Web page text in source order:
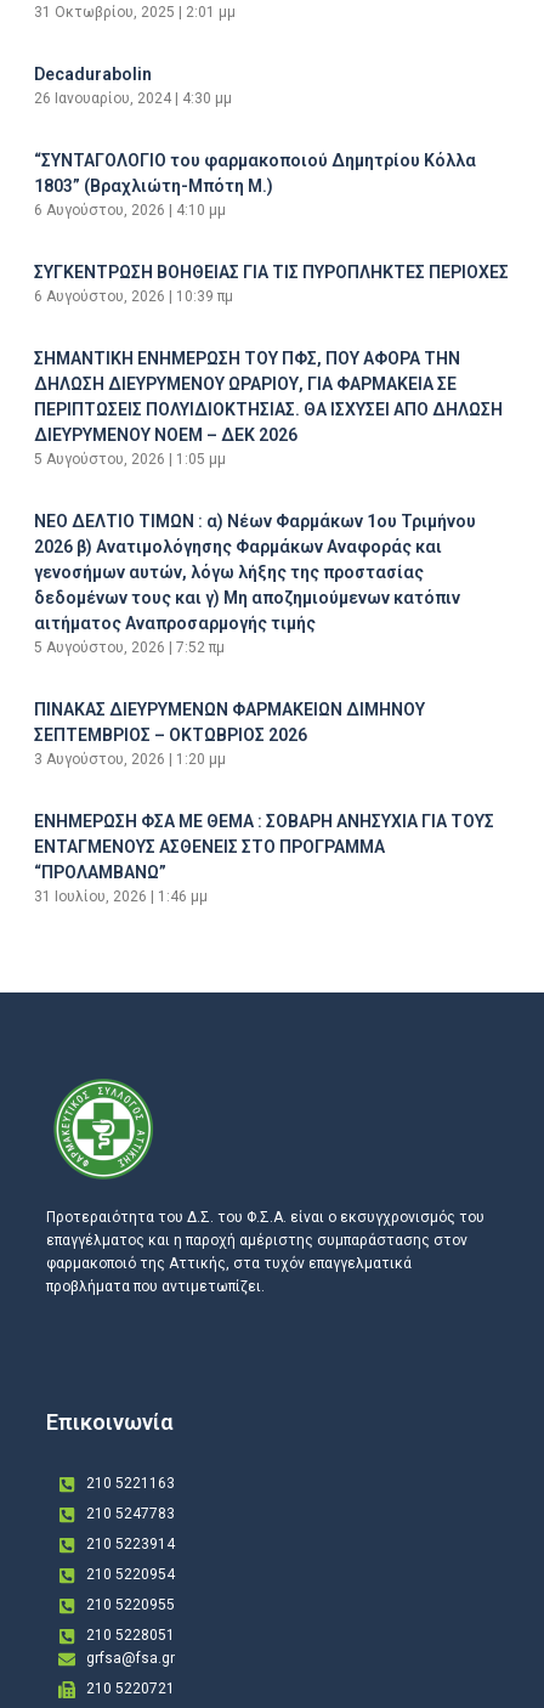
31 Οκτωβρίου, 2025 2:01 μμ
Decadurabolin
26 Ιανουαρίου, 2024 4:30 μμ
“ΣΥΝΤΑΓΟΛΟΓΙΟ του φαρμακοποιού Δημητρίου Κόλλα
1803” (Βραχλιώτη-Μπότη Μ.)
6 Αυγούστου, 2026 4:10 μμ
ΣΥΓΚΕΝΤΡΩΣΗ ΒΟΗΘΕΙΑΣ ΓΙΑ ΤΙΣ ΠΥΡΟΠΛΗΚΤΕΣ ΠΕΡΙΟΧΕΣ
6 Αυγούστου, 2026 10:39 πμ
ΣΗΜΑΝΤΙΚΗ ΕΝΗΜΕΡΩΣΗ ΤΟΥ ΠΦΣ, ΠΟΥ ΑΦΟΡΑ ΤΗΝ
ΔΗΛΩΣΗ ΔΙΕΥΡΥΜΕΝΟΥ ΩΡΑΡΙΟΥ, ΓΙΑ ΦΑΡΜΑΚΕΙΑ ΣΕ
ΠΕΡΙΠΤΩΣΕΙΣ ΠΟΛΥΙΔΙΟΚΤΗΣΙΑΣ. ΘΑ ΙΣΧΥΣΕΙ ΑΠΟ ΔΗΛΩΣΗ
ΔΙΕΥΡΥΜΕΝΟΥ ΝΟΕΜ – ΔΕΚ 2026
5 Αυγούστου, 2026 1:05 μμ
ΝΕΟ ΔΕΛΤΙΟ ΤΙΜΩΝ : α) Νέων Φαρμάκων 1ου Τριμήνου
2026 β) Ανατιμολόγησης Φαρμάκων Αναφοράς και
γενοσήμων αυτών, λόγω λήξης της προστασίας
δεδομένων τους και γ) Μη αποζημιούμενων κατόπιν
αιτήματος Αναπροσαρμογής τιμής
5 Αυγούστου, 2026 7:52 πμ
ΠΙΝΑΚΑΣ ΔΙΕΥΡΥΜΕΝΩΝ ΦΑΡΜΑΚΕΙΩΝ ΔΙΜΗΝΟΥ
ΣΕΠΤΕΜΒΡΙΟΣ – ΟΚΤΩΒΡΙΟΣ 2026
3 Αυγούστου, 2026 1:20 μμ
ΕΝΗΜΕΡΩΣΗ ΦΣΑ ΜΕ ΘΕΜΑ : ΣΟΒΑΡΗ ΑΝΗΣΥΧΙΑ ΓΙΑ ΤΟΥΣ
ΕΝΤΑΓΜΕΝΟΥΣ ΑΣΘΕΝΕΙΣ ΣΤΟ ΠΡΟΓΡΑΜΜΑ
“ΠΡΟΛΑΜΒΑΝΩ”
31 Ιουλίου, 2026 1:46 μμ
Προτεραιότητα του Δ.Σ. του Φ.Σ.Α. είναι ο εκσυγχρονισμός του
επαγγέλματος και η παροχή αμέριστης συμπαράστασης στον
φαρμακοποιό της Αττικής, στα τυχόν επαγγελματικά
προβλήματα που αντιμετωπίζει.
Επικοινωνία
210 5221163
210 5247783
210 5223914
210 5220954
210 5220955
210 5228051
grfsa@fsa.gr
210 5220721